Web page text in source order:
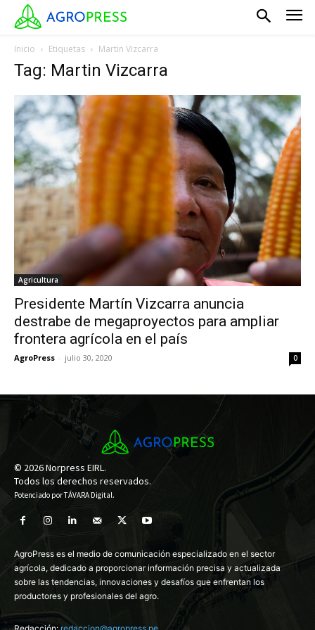
Inicio Etiquetas Martin Vizcarra
Tag: Martin Vizcarra
Agricultura
Presidente Martín Vizcarra anuncia
destrabe de megaproyectos para ampliar
frontera agrícola en el país
AgroPress - julio 30, 2020 0
© 2026 Norpress EIRL.
Todos los derechos reservados.
Potenciado porTÁVARA Digital.
AgroPress es el medio de comunicación especializado en el sector
agrícola, dedicado a proporcionar información precisa y actualizada
sobre las tendencias, innovaciones y desafíos que enfrentan los
productores y profesionales del agro.